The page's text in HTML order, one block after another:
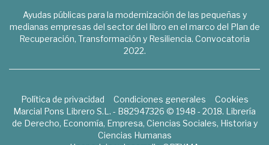
Ayudas públicas para la modernización de las pequeñas y
medianas empresas del sector del libro en el marco del Plan de
Recuperación, Transformación y Resiliencia. Convocatoria
2022.
Política de privacidad Condiciones generales
Cookies
Marcial Pons Librero S.L. - B82947326 © 1948 - 2018. Librería
de Derecho, Economía, Empresa, Ciencias Sociales, Historia y
Ciencias Humanas